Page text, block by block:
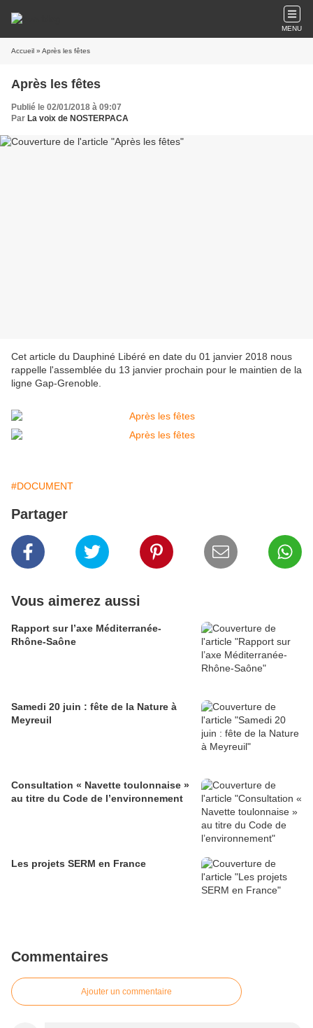
MENU
Accueil » Après les fêtes
Après les fêtes
Publié le 02/01/2018 à 09:07
Par La voix de NOSTERPACA
Cet article du Dauphiné Libéré en date du 01 janvier 2018 nous
rappelle l'assemblée du 13 janvier prochain pour le maintien de la
ligne Gap-Grenoble.
#DOCUMENT
Partager
Vous aimerez aussi
Rapport sur l’axe Méditerranée-
Rhône-Saône
Samedi 20 juin : fête de la Nature à
Meyreuil
Consultation « Navette toulonnaise »
au titre du Code de l’environnement
Les projets SERM en France
Commentaires
Ajouter un commentaire